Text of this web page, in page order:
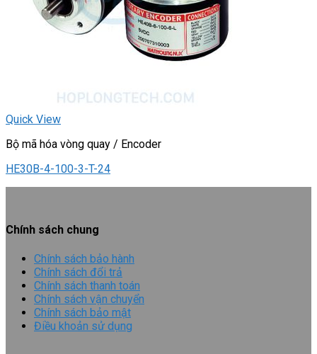
Quick View
Bộ mã hóa vòng quay / Encoder
HE30B-4-100-3-T-24
Chính sách chung
Chính sách bảo hành
Chính sách đổi trả
Chính sách thanh toán
Chính sách vận chuyển
Chính sách bảo mật
Điều khoản sử dụng